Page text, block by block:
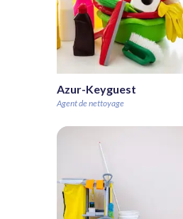
Azur-Keyguest
Agent de nettoyage